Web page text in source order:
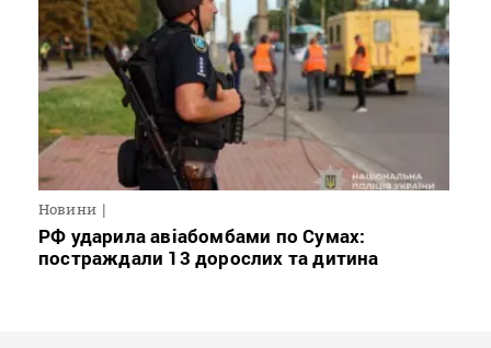
Новини
РФ ударила авіабомбами по Сумах:
постраждали 13 дорослих та дитина